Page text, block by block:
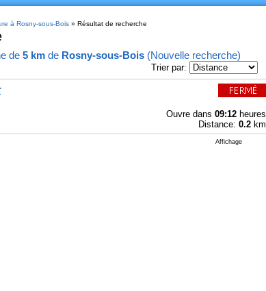
à Rosny-sous-Bois» Résultat de recherche
de 5 kmde Rosny-sous-Bois(Nouvelle recherche)
Trier par:
Ouvre dans 09:12heures
Distance: 0.2km
Affichage